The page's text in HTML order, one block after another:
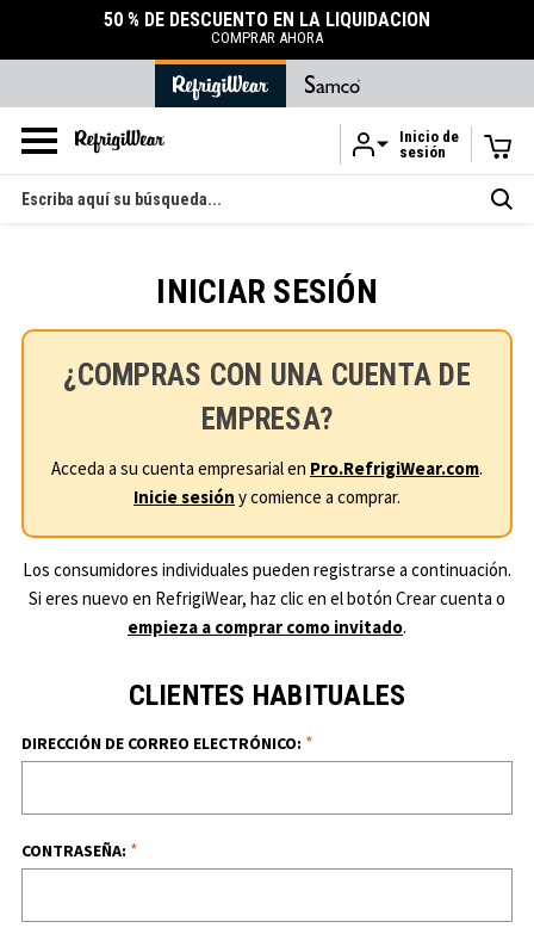
Ir al contenido principal
50 % DE DESCUENTO EN LA LIQUIDACIÓN
COMPRAR AHORA
Inicio de
sesión
Buscar
en
INICIAR SESIÓN
¿COMPRAS CON UNA CUENTA DE
EMPRESA?
Acceda a su cuenta empresarial en Pro.RefrigiWear.com.
Inicie sesión y comience a comprar.
Los consumidores individuales pueden registrarse a continuación.
Si eres nuevo en RefrigiWear, haz clic en el botón Crear cuenta o
empieza a comprar como invitado.
CLIENTES HABITUALES
DIRECCIÓN DE CORREO ELECTRÓNICO: *
CONTRASEÑA: *